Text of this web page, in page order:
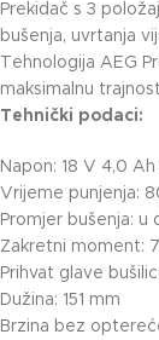
Prekidač s 3
bušenja, uvrtanja
Tehnologija AEG
maksimalnu
Tehnički podaci:
Napon: 18 V 4,0 Ah
Vrijeme punjenja:
Promjer bušenja: u
Zakretni moment:
Prihvat glave
Dužina: 151 mm
Brzina bez